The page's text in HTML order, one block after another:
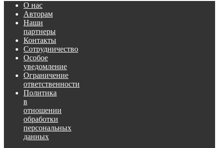
О нас
Авторам
Наши
партнеры
Контакты
Сотрудничество
Особое
уведомление
Ограничение
ответственности
Политика
в
отношении
обработки
персональных
данных